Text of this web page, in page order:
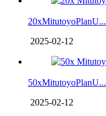
20xMitutoyoPlanU...
2025-02-12
50xMitutoyoPlanU...
2025-02-12